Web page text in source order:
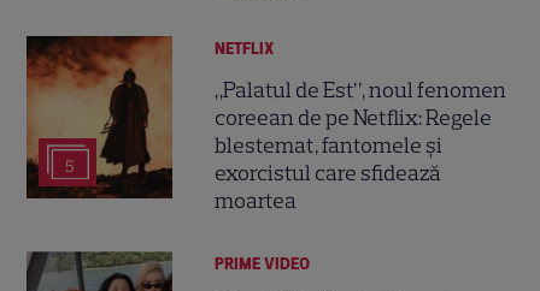
5
NETFLIX
„Palatul de Est”, noul fenomen
coreean de pe Netflix: Regele
blestemat, fantomele și
exorcistul care sfidează
moartea
PRIME VIDEO